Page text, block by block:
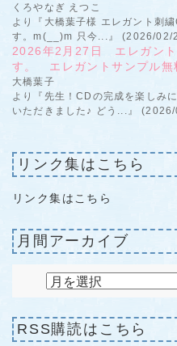
くろやなぎ えつこ
より『大橋葉子様 エレガント刺
す。m(__)m 只今...』 (2026/02/
2026年2月27日 エレガント
す。 エレガントサンプル無
大橋葉子
より『先生！CDの完成を楽しみ
いただきました♪ どう...』
リンク集はこちら
リンク集はこちら
月間アーカイブ
RSS購読はこちら